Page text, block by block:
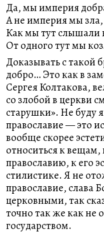
Да, мы империя
А не империя мы зла,
Как мы тут слышали
От одного тут мы
Доказывать с такой
добро… Это как в
Сергея Колтакова,
со злобой в церкви
старушки». Не буду
православие — это
вообще скорее
относиться к вещам,
православию, к его
стилистике. Я не
православие, слава
церковными, так
точно так же как не
государством.